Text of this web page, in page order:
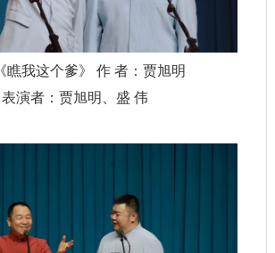
瞧我这个爹》 作 者：贾旭明
表演者：贾旭明、盛 伟